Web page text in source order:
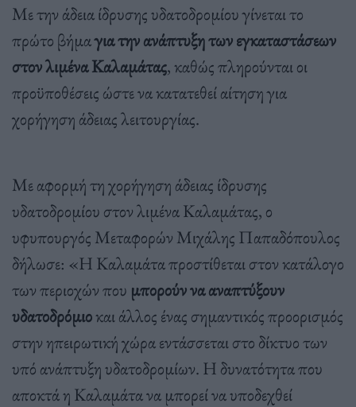
Με την άδεια ίδρυσης υδατοδρομίου γίνεται το
πρώτο βήμαγια την ανάπτυξη των εγκαταστάσεων
στον λιμένα Καλαμάτας, καθώς πληρούνται οι
προϋποθέσεις ώστε να κατατεθεί αίτηση για
χορήγηση άδειας λειτουργίας.
Με αφορμή τη χορήγηση άδειας ίδρυσης
υδατοδρομίου στον λιμένα Καλαμάτας, ο
υφυπουργός Μεταφορών Μιχάλης Παπαδόπουλος
δήλωσε: «Η Καλαμάτα προστίθεται στον κατάλογο
των περιοχών που μπορούν να αναπτύξουν
υδατοδρόμιοκαι άλλος ένας σημαντικός προορισμός
στην ηπειρωτική χώρα εντάσσεται στο δίκτυο των
υπό ανάπτυξη υδατοδρομίων. Η δυνατότητα που
αποκτά η Καλαμάτα να μπορεί να υποδεχθεί